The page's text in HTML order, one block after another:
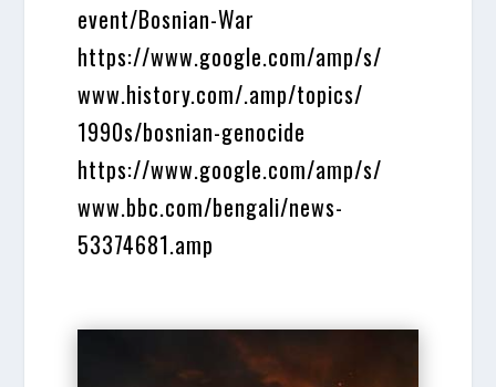
event/Bosnian-War
https://www.google.com/amp/s/
www.history.com/.amp/topics/
1990s/bosnian-genocide
https://www.google.com/amp/s/
www.bbc.com/bengali/news-
53374681.amp